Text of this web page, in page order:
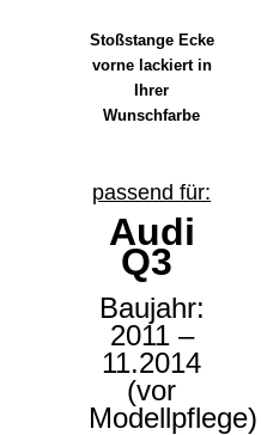
Stoßstange Ecke
vorne lackiert in
Ihrer
Wunschfarbe
passend für:
Audi
Q3
Baujahr:
2011 –
11.2014
(vor
Modellpflege)